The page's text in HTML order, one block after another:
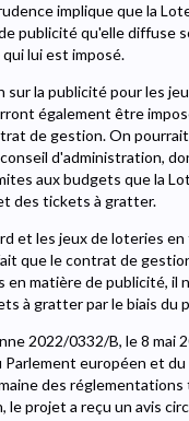
implique que la
publicité qu'elle diffuse
lui est imposé.
la publicité pour les
également être
de gestion. On pourrait
d'administration,
aux budgets que la
des tickets à gratter.
et les jeux de loteries en
que le contrat de
matière de publicité, il
à gratter par le biais du
2022/0332/B, le 8 mai
européen et
des
projet a reçu un avis